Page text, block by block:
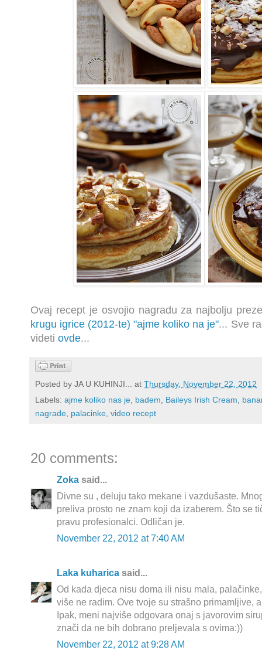
Ovaj recept je osvojio nagradu za najbolju
krugu igrice (2012-te) "ajme koliko na je"... Sve
videti ovde...
Posted by JA U KUHINJI... at Thursday, November 22, 2012
Labels: ajme koliko nas je, badem, Baileys Irish Cream,
nagrade, palacinke, video recept
20 comments:
Zoka said...
Divne su , deluju tako mekane i vazdušaste.
preliva prosto ne znam koji da izaberem. Što se
pravu profesionalci. Odličan je.
November 22, 2012 at 7:40 AM
Laka kuharica said...
Od kada djeca nisu doma ili nisu mala,
više ne radim. Ove tvoje su strašno primamljive,
Ipak, meni najviše odgovara onaj s javorovim
znači da ne bih dobrano preljevala s ovima:))
November 22, 2012 at 9:28 AM